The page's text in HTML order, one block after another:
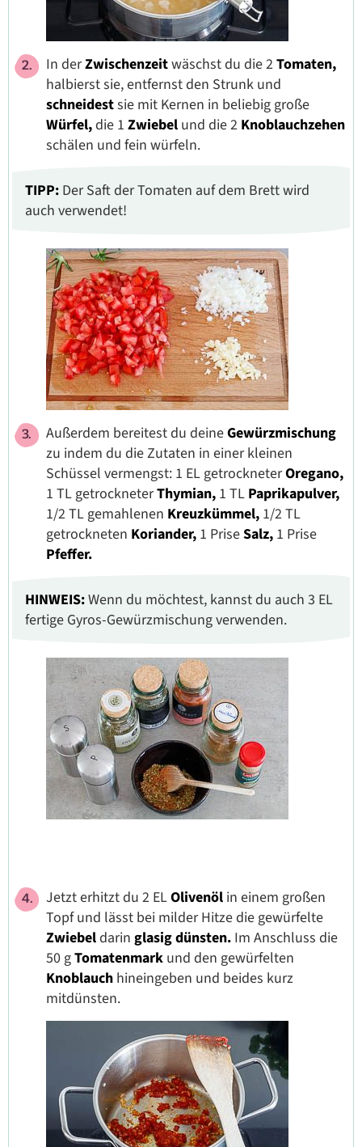
In derZwischenzeitwäschst du die 2Tomaten,
halbierst sie, entfernst den Strunk und
schneidestsie mit Kernen in beliebig große
Würfel,die 1 Zwiebel und die 2 Knoblauchzehen
schälen und fein würfeln.
TIPP: Der Saft der Tomaten auf dem Brett wird
auch verwendet!
Außerdem bereitest du deineGewürzmischung
zu indem du die Zutaten in einer kleinen
Schüssel vermengst: 1 EL getrockneterOregano,
1 TL getrockneterThymian, 1 TL Paprikapulver,
1/2 TL gemahlenen Kreuzkümmel, 1/2 TL
getrockneten Koriander, 1 PriseSalz, 1 Prise
Pfeffer.
HINWEIS:Wenn du möchtest, kannst du auch 3 EL
fertige Gyros-Gewürzmischung verwenden.
Jetzt erhitzt du 2 ELOlivenöl in einem großen
Topf und lässt bei milder Hitze die gewürfelte
Zwiebeldarin glasigdünsten. Im Anschluss die
50 gTomatenmark und den gewürfelten
Knoblauch hineingeben und beides kurz
mitdünsten.